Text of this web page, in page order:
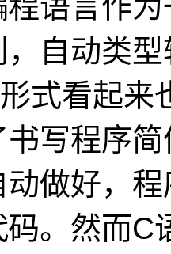
，自动类
式看起来
写程序
做好，
。然而C